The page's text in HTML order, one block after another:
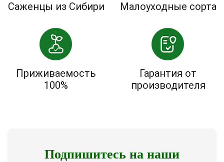
Саженцы из Сибири Малоуходные сорта
Приживаемость
100%
Гарантия от
производителя
Подпишитесь на наши